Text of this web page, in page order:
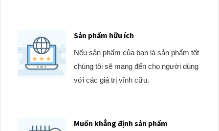
Sản phẩm hữu ích
Nếu sản phẩm của bạn là sản phẩm tốt
chúng tôi sẽ mang đến cho người dùng
với các giá trị vĩnh cữu.
Muốn khẳng định sản phẩm